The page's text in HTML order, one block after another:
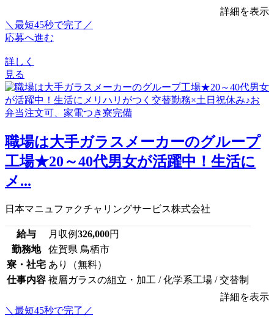
詳細を表示
＼最短45秒で完了／
応募へ進む
詳しく
見る
職場は大手ガラスメーカーのグループ
工場★20～40代男女が活躍中！生活に
メ...
日本マニュファクチャリングサービス株式会社
給与 月収例326,000円
勤務地
佐賀県 鳥栖市
寮・社宅 あり（無料）
仕事内容 複層ガラスの組立・加工 / 化学系工場 / 交替制
詳細を表示
＼最短45秒で完了／